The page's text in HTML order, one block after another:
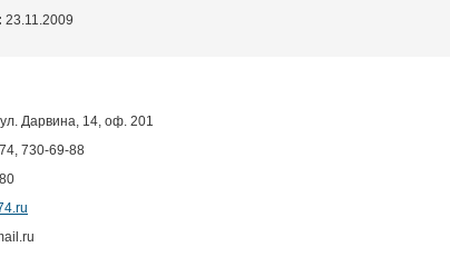
23.11.2009
ул. Дарвина, 14, оф. 201
730-69-88